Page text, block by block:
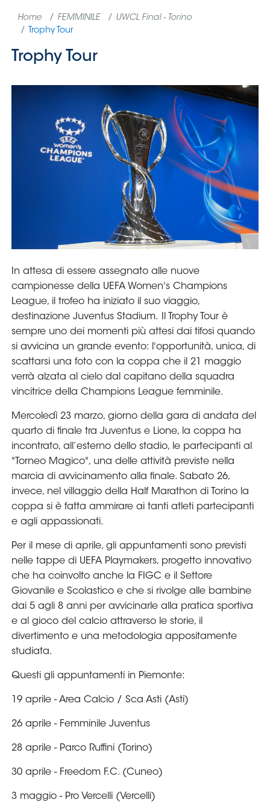
Home FEMMINILE
UWCL Final - Torino
Trophy Tour
Trophy Tour
In attesa di essere assegnato alle nuove
campionesse della UEFA Women's Champions
League, il trofeo ha iniziato il suo viaggio,
destinazione Juventus Stadium. Il Trophy Tour è
sempre uno dei momenti più attesi dai tifosi quando
si avvicina un grande evento: l'opportunità, unica, di
scattarsi una foto con la coppa che il 21 maggio
verrà alzata al cielo dal capitano della squadra
vincitrice della Champions League femminile.
Mercoledì 23 marzo, giorno della gara di andata del
quarto di finale tra Juventus e Lione, la coppa ha
incontrato, all’esterno dello stadio, le partecipanti al
"Torneo Magico", una delle attività previste nella
marcia di avvicinamento alla finale. Sabato 26,
invece, nel villaggio della Half Marathon di Torino la
coppa si è fatta ammirare ai tanti atleti partecipanti
e agli appassionati.
Per il mese di aprile, gli appuntamenti sono previsti
nelle tappe di UEFA Playmakers, progetto innovativo
che ha coinvolto anche la FIGC e il Settore
Giovanile e Scolastico e che si rivolge alle bambine
dai 5 agli 8 anni per avvicinarle alla pratica sportiva
e al gioco del calcio attraverso le storie, il
divertimento e una metodologia appositamente
studiata.
Questi gli appuntamenti in Piemonte:
19 aprile - Area Calcio / Sca Asti (Asti)
26 aprile - Femminile Juventus
28 aprile - Parco Ruffini (Torino)
30 aprile - Freedom F.C. (Cuneo)
3 maggio - Pro Vercelli (Vercelli)